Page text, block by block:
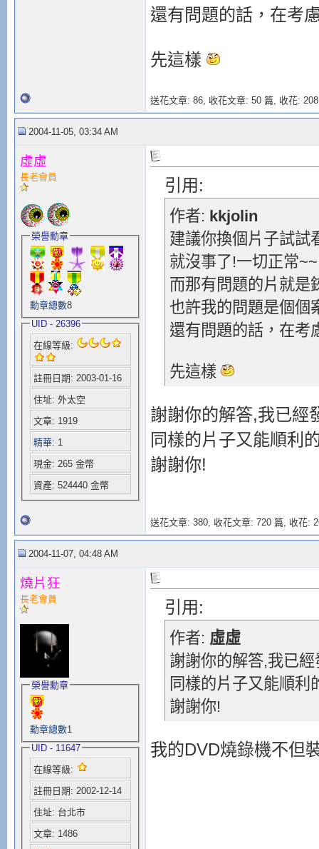
還有問題的話，在考
先這樣
送花文章: 86, 收花文章: 50 篇, 收花:
2004-11-05, 03:34 AM
虛虛
長老會員
榮譽勳章
勳章總數8
UID - 26396
在線等級:
註冊日期: 2003-01-16
住址: 外太空
文章: 1919
精華: 1
現金: 265 金幣
資產: 524440 金幣
引用:
作者: kkjolin
建議你換個片子試試
就沒事了!一切正常~~
而那有問題的片就是
也許我的問題是個個
還有問題的話，在考
先這樣
謝謝你的解答,我已經
同樣的片子又能順利
謝謝你!
送花文章: 380, 收花文章: 720 篇, 收花:
2004-11-07, 04:48 AM
燒片狂
長老會員
榮譽勳章
勳章總數1
UID - 11647
在線等級:
註冊日期: 2002-12-14
住址: 台北市
文章: 1486
引用:
作者: 虛虛
謝謝你的解答,我已
同樣的片子又能順利
謝謝你!
我的DVD燒錄機不但